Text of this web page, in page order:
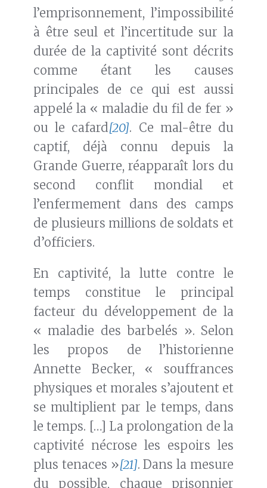
l’emprisonnement, l’impossibilité
à être seul et l’incertitude sur la
durée de la captivité sont décrits
comme étant les causes
principales de ce qui est aussi
appelé la « maladie du fil de fer »
ou le cafard[20]. Ce mal-être du
captif, déjà connu depuis la
Grande Guerre, réapparaît lors du
second conflit mondial et
l’enfermement dans des camps
de plusieurs millions de soldats et
d’officiers.
En captivité, la lutte contre le
temps constitue le principal
facteur du développement de la
« maladie des barbelés ». Selon
les propos de l’historienne
Annette Becker, « souffrances
physiques et morales s’ajoutent et
se multiplient par le temps, dans
le temps. […] La prolongation de la
captivité nécrose les espoirs les
plus tenaces »[21]. Dans la mesure
du possible, chaque prisonnier